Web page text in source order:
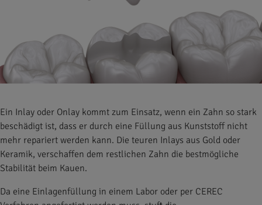
Ein Inlay oder Onlay kommt zum Einsatz, wenn ein Zahn so stark
beschädigt ist, dass er durch eine Füllung aus Kunststoff nicht
mehr repariert werden kann. Die teuren Inlays aus Gold oder
Keramik, verschaffen dem restlichen Zahn die bestmögliche
Stabilität beim Kauen.
Da eine Einlagenfüllung in einem Labor oder per CEREC